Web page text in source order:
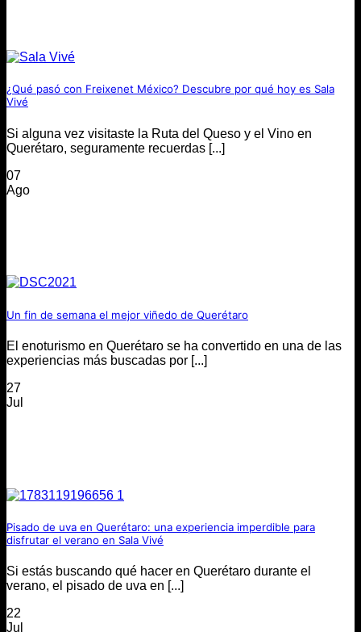
¿Qué pasó con Freixenet México? Descubre por qué hoy es Sala
Vivé
Si alguna vez visitaste la Ruta del Queso y el Vino en
Querétaro, seguramente recuerdas [...]
07
Ago
Un fin de semana el mejor viñedo de Querétaro
El enoturismo en Querétaro se ha convertido en una de las
experiencias más buscadas por [...]
27
Jul
Pisado de uva en Querétaro: una experiencia imperdible para
disfrutar el verano en Sala Vivé
Si estás buscando qué hacer en Querétaro durante el
verano, el pisado de uva en [...]
22
Jul